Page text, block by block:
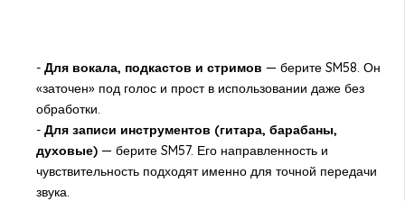
- Для вокала, подкастов и стримов — берите SM58. Он
«заточен» под голос и прост в использовании даже без
обработки.
- Для записи инструментов (гитара, барабаны,
духовые)— берите SM57. Его направленность и
чувствительность подходят именно для точной передачи
звука.